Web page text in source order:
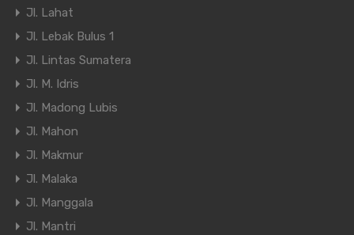
Jl. Lahat
Jl. Lebak Bulus 1
Jl. Lintas Sumatera
Jl. M. Idris
Jl. Madong Lubis
Jl. Mahon
Jl. Makmur
Jl. Malaka
Jl. Manggala
Jl. Mantri